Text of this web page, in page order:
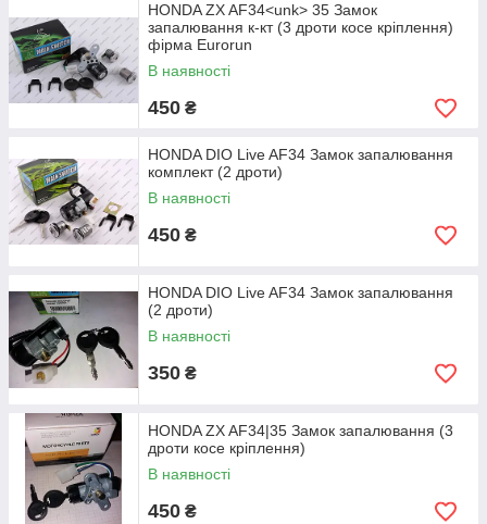
HONDA ZX AF34<unk> 35 Замок
запалювання к-кт (3 дроти косе кріплення)
фірма Eurorun
В наявності
450 ₴
HONDA DIO Live AF34 Замок запалювання
комплект (2 дроти)
В наявності
450 ₴
HONDA DIO Live AF34 Замок запалювання
(2 дроти)
В наявності
350 ₴
HONDA ZX AF34|35 Замок запалювання (3
дроти косе кріплення)
В наявності
450 ₴